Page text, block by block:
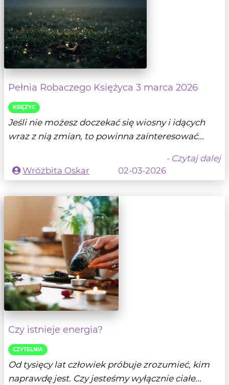
Pełnia Robaczego Księżyca 3 marca 2026
KSIĘŻYC
Jeśli nie możesz doczekać się wiosny i idących
wraz z nią zmian, to powinna zainteresować...
- Czytaj dalej
Wróżbita Oskar
02-03-2026
Czy istnieje energia?
CZYTELNIA
Od tysięcy lat człowiek próbuje zrozumieć, kim
naprawdę jest. Czy jesteśmy wyłącznie ciałe...